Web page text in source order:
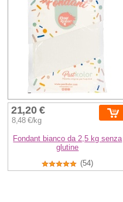
21,20 €
8,48 €/kg
Fondant bianco da 2,5 kg senza
glutine
(54)